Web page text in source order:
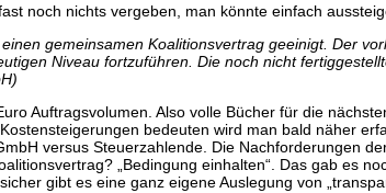
noch nichts vergeben, man könnte einfach
gemeinsamen Koalitionsvertrag geeinigt. Der
Niveau fortzuführen. Die noch nicht
Auftragsvolumen. Also volle Bücher für die
bedeuten wird man bald näher
versus Steuerzahlende. Die Nachforderungen
„Bedingungeinhalten“. Das gab es
gibt es eine ganz eigene Auslegung von